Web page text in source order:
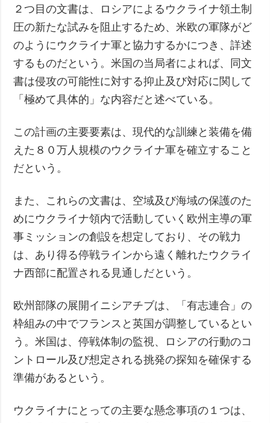
２つ目の文書は、ロシアによるウクライナ領土制
圧の新たな試みを阻止するため、米欧の軍隊がど
のようにウクライナ軍と協力するかにつき、詳述
するものだという。米国の当局者によれば、同文
書は侵攻の可能性に対する抑止及び対応に関して
「極めて具体的」な内容だと述べている。
この計画の主要要素は、現代的な訓練と装備を備
えた８０万人規模のウクライナ軍を確立すること
だという。
また、これらの文書は、空域及び海域の保護のた
めにウクライナ領内で活動していく欧州主導の軍
事ミッションの創設を想定しており、その戦力
は、あり得る停戦ラインから遠く離れたウクライ
ナ西部に配置される見通しだという。
欧州部隊の展開イニシアチブは、「有志連合」の
枠組みの中でフランスと英国が調整しているとい
う。米国は、停戦体制の監視、ロシアの行動のコ
ントロール及び想定される挑発の探知を確保する
準備があるという。
ウクライナにとっての主要な懸念事項の１つは、